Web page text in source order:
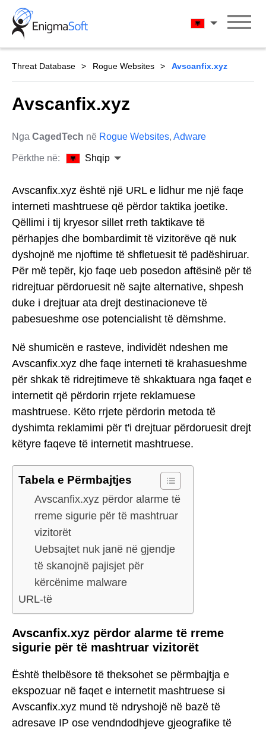
Skip
content
Shqip
Threat Database Rogue Websites Avscanfix.xyz
Avscanfix.xyz
Nga CagedTech në Rogue Websites, Adware
Përkthe në: Shqip
Avscanfix.xyz është një URL e lidhur me një faqe
interneti mashtruese që përdor taktika joetike.
Qëllimi i tij kryesor sillet rreth taktikave të
përhapjes dhe bombardimit të vizitorëve që nuk
dyshojnë me njoftime të shfletuesit të padëshiruar.
Për më tepër, kjo faqe ueb posedon aftësinë për të
ridrejtuar përdoruesit në sajte alternative, shpesh
duke i drejtuar ata drejt destinacioneve të
pabesueshme ose potencialisht të dëmshme.
Në shumicën e rasteve, individët ndeshen me
Avscanfix.xyz dhe faqe interneti të krahasueshme
për shkak të ridrejtimeve të shkaktuara nga faqet e
internetit që përdorin rrjete reklamuese
mashtruese. Këto rrjete përdorin metoda të
dyshimta reklamimi për t'i drejtuar përdoruesit drejt
këtyre faqeve të internetit mashtruese.
Tabela e Përmbajtjes
Avscanfix.xyz përdor alarme të
rreme sigurie për të mashtruar
vizitorët
Uebsajtet nuk janë në gjendje
të skanojnë pajisjet për
kërcënime malware
URL-të
Avscanfix.xyz përdor alarme të rreme
sigurie për të mashtruar vizitorët
Është thelbësore të theksohet se përmbajtja e
ekspozuar në faqet e internetit mashtruese si
Avscanfix.xyz mund të ndryshojë në bazë të
adresave IP ose vendndodhjeve gjeografike të